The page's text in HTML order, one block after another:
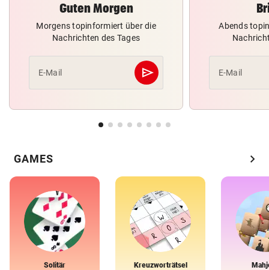
Guten Morgen
Morgens topinformiert über die
Nachrichten des Tages
E-Mail send
Abschicken
Abends
E-Mail
GAMES chevron_right
Solitär Kreuzworträtsel